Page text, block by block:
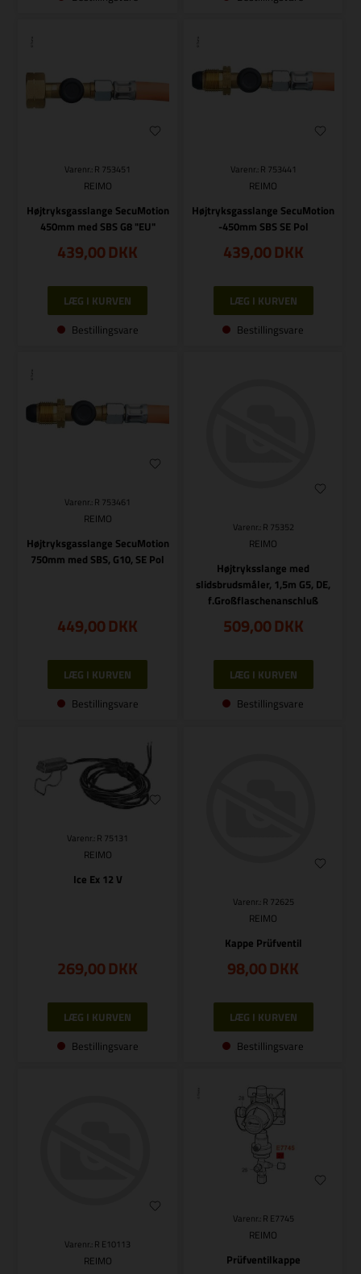
Varenr.: R 753451
REIMO
Højtryksgasslange SecuMotion
450mm med SBS G8 "EU"
439,00DKK
Bestillingsvare
Varenr.: R 753441
REIMO
Højtryksgasslange SecuMotion
-450mm SBS SE Pol
439,00DKK
Bestillingsvare
Varenr.: R 753461
REIMO
Højtryksgasslange SecuMotion
750mm med SBS, G10, SE Pol
449,00DKK
Bestillingsvare
Varenr.: R 75352
REIMO
Højtryksslange med
slidsbrudsmåler, 1,5m G5, DE,
f.Großflaschenanschluß
509,00DKK
Bestillingsvare
Varenr.: R 75131
REIMO
Ice Ex 12 V
269,00DKK
Bestillingsvare
Varenr.: R 72625
REIMO
Kappe Prüfventil
98,00DKK
Bestillingsvare
Varenr.: R E10113
REIMO
Varenr.: R E7745
REIMO
Prüfventilkappe